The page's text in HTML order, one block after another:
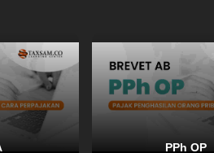
PPh OP